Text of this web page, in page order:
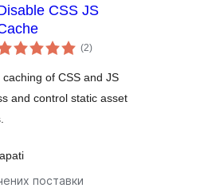
CSS JS
(2укупних
оцена
)
of CSS and JS
and control static asset
поставки